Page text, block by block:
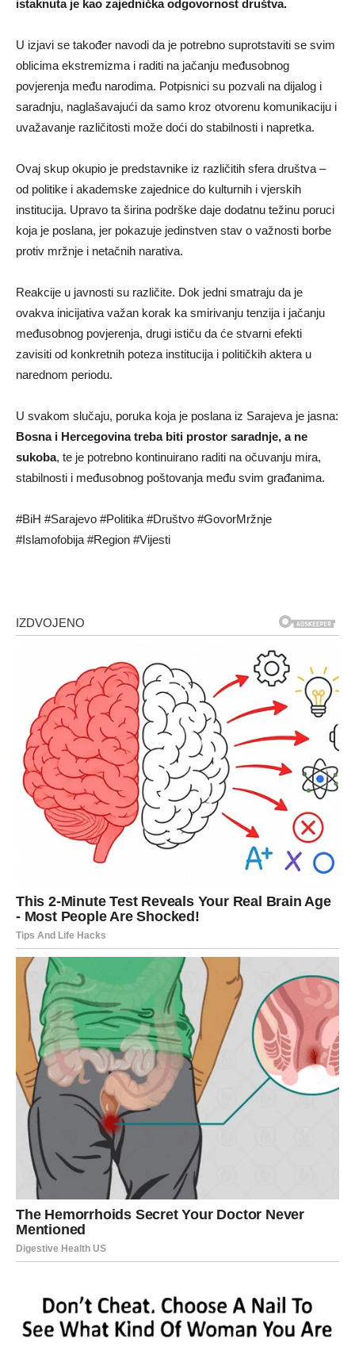
istaknuta je kao zajednička odgovornost društva.
U izjavi se također navodi da je potrebno suprotstaviti se svim
oblicima ekstremizma i raditi na jačanju međusobnog
povjerenja među narodima. Potpisnici su pozvali na dijalog i
saradnju, naglašavajući da samo kroz otvorenu komunikaciju i
uvažavanje različitosti može doći do stabilnosti i napretka.
Ovaj skup okupio je predstavnike iz različitih sfera društva –
od politike i akademske zajednice do kulturnih i vjerskih
institucija. Upravo ta širina podrške daje dodatnu težinu poruci
koja je poslana, jer pokazuje jedinstven stav o važnosti borbe
protiv mržnje i netačnih narativa.
Reakcije u javnosti su različite. Dok jedni smatraju da je
ovakva inicijativa važan korak ka smirivanju tenzija i jačanju
međusobnog povjerenja, drugi ističu da će stvarni efekti
zavisiti od konkretnih poteza institucija i političkih aktera u
narednom periodu.
U svakom slučaju, poruka koja je poslana iz Sarajeva je jasna:
Bosna i Hercegovina treba biti prostor saradnje, a ne
sukoba, te je potrebno kontinuirano raditi na očuvanju mira,
stabilnosti i međusobnog poštovanja među svim građanima.
#BiH #Sarajevo #Politika #Društvo #GovorMržnje
#Islamofobija #Region #Vijesti